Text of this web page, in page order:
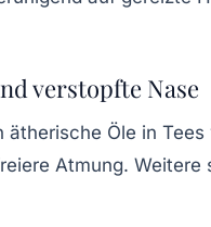
verstopfte Nase
ätherische Öle in
Atmung.